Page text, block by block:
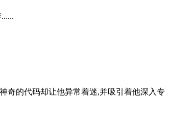
奇的代码却让他异常着迷,并吸引着他深入专